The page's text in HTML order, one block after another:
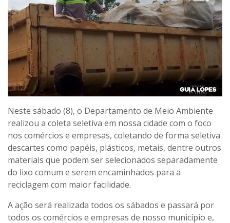
Neste sábado (8), o Departamento de Meio Ambiente
realizou a coleta seletiva em nossa cidade com o foco
nos comércios e empresas, coletando de forma seletiva
descartes como papéis, plásticos, metais, dentre outros
materiais que podem ser selecionados separadamente
do lixo comum e serem encaminhados para a
reciclagem com maior facilidade.
A ação será realizada todos os sábados e passará por
todos os comércios e empresas de nosso município e,